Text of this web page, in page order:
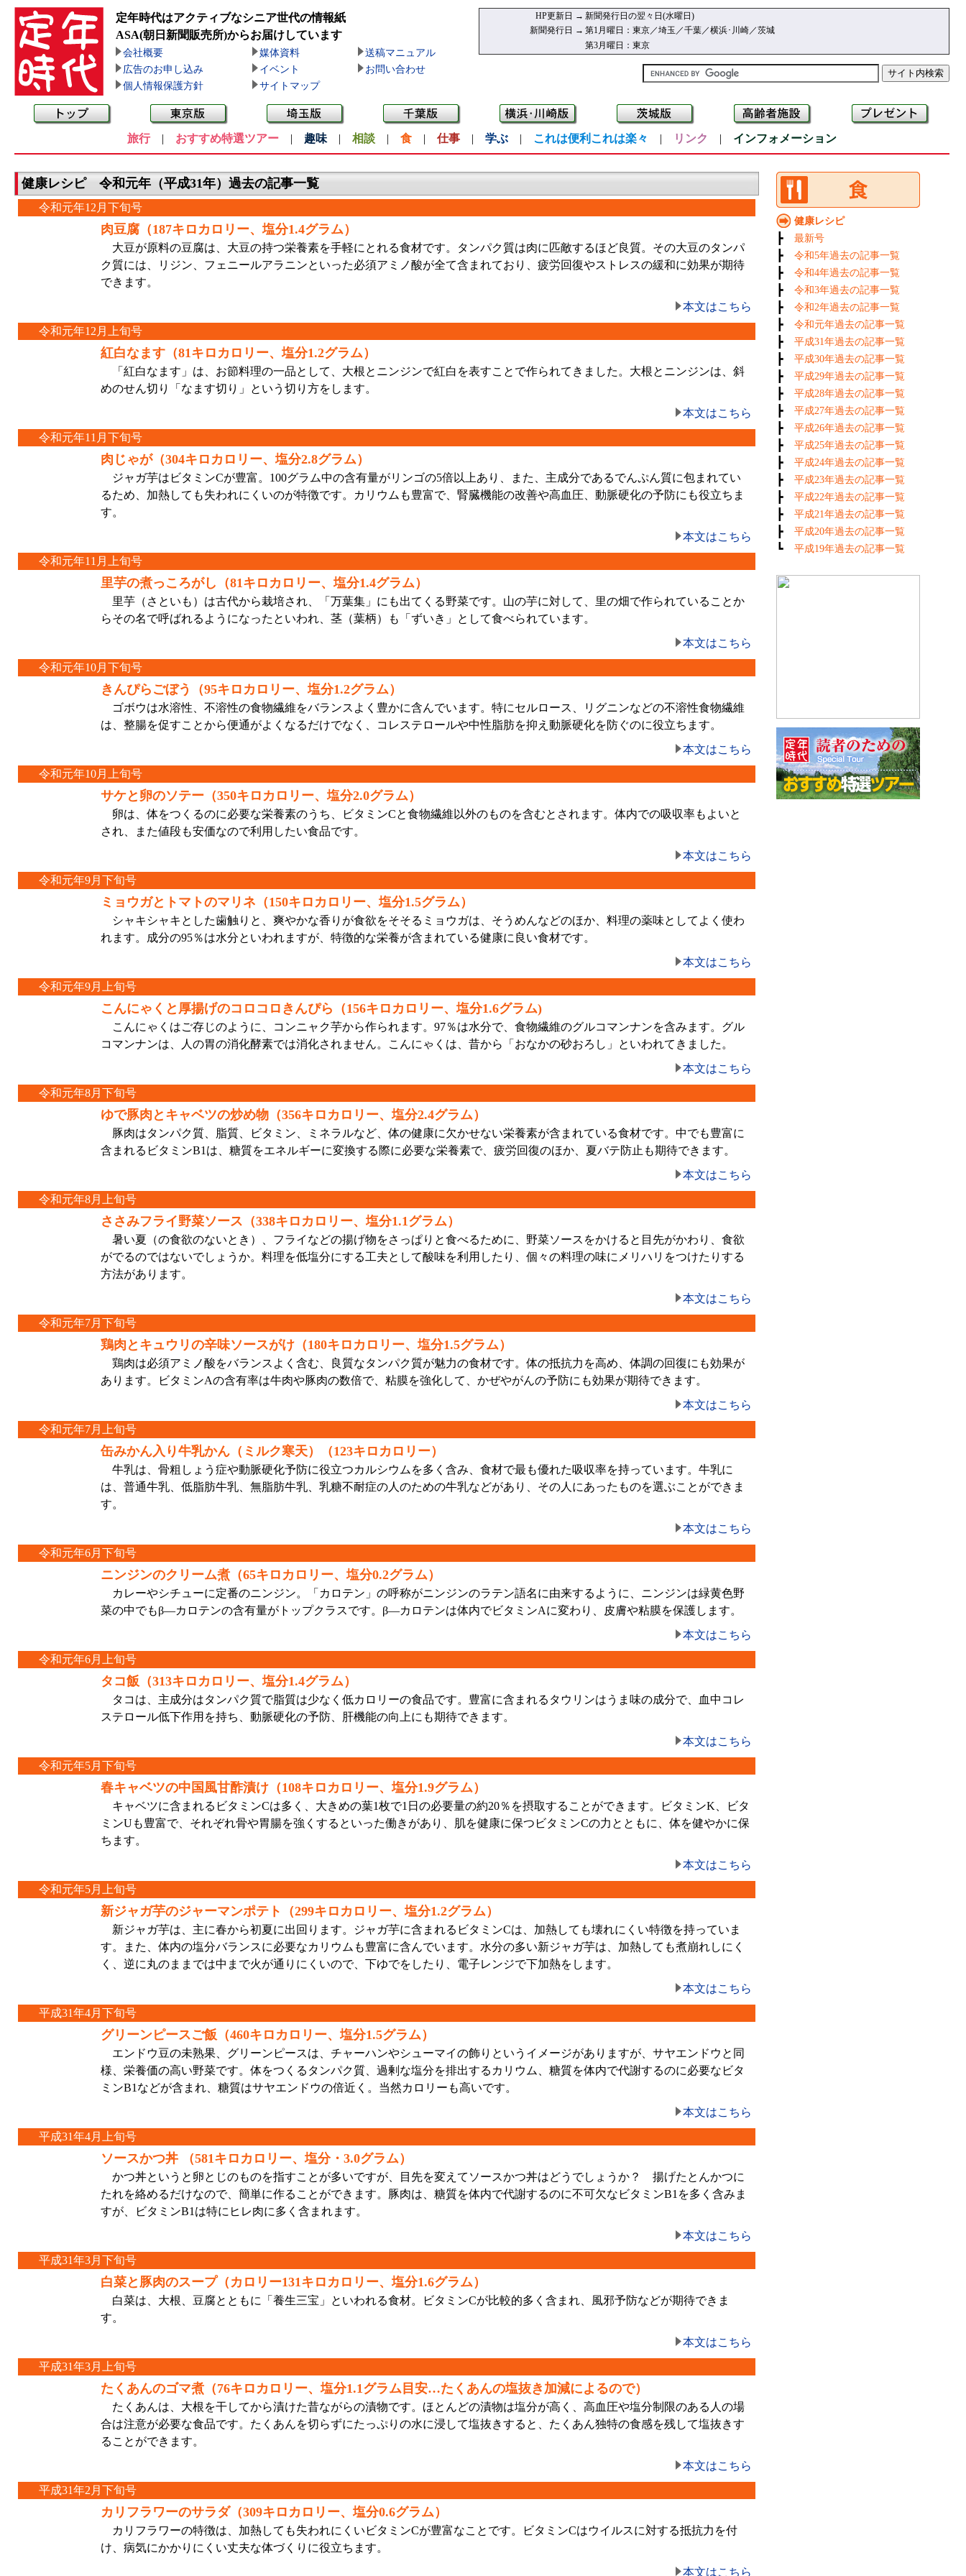
定年時代はアクティブなシニア世代の情報紙
ASA(朝日新聞販売所)からお届けしています
会社概要 媒体資料
送稿マニュアル
広告のお申し込み
イベント
お問い合わせ
個人情報保護方針
サイトマップ
HP更新日 → 新聞発行日の翌々日(水曜日)
新聞発行日 → 第1月曜日：東京／埼玉／千葉／横浜･川崎／茨城
第3月曜日：東京
旅行| おすすめ特選ツアー | 趣味 | 相談 | 食 | 仕事 | 学ぶ | これは便利これは楽々 | リンク | インフォメーション
健康レシピ 令和元年（平成31年）過去の記事一覧
令和元年12月下旬号
肉豆腐（187キロカロリー、塩分1.4グラム）
大豆が原料の豆腐は、大豆の持つ栄養素を手軽にとれる食材です。タンパク質は肉に匹敵するほど良質。その大豆のタンパ
ク質には、リジン、フェニールアラニンといった必須アミノ酸が全て含まれており、疲労回復やストレスの緩和に効果が期待
できます。
本文はこちら
令和元年12月上旬号
紅白なます（81キロカロリー、塩分1.2グラム）
「紅白なます」は、お節料理の一品として、大根とニンジンで紅白を表すことで作られてきました。大根とニンジンは、斜
めのせん切り「なます切り」という切り方をします。
本文はこちら
令和元年11月下旬号
肉じゃが（304キロカロリー、塩分2.8グラム）
ジャガ芋はビタミンCが豊富。100グラム中の含有量がリンゴの5倍以上あり、また、主成分であるでんぷん質に包まれてい
るため、加熱しても失われにくいのが特徴です。カリウムも豊富で、腎臓機能の改善や高血圧、動脈硬化の予防にも役立ちま
す。
本文はこちら
令和元年11月上旬号
里芋の煮っころがし（81キロカロリー、塩分1.4グラム）
里芋（さといも）は古代から栽培され、「万葉集」にも出てくる野菜です。山の芋に対して、里の畑で作られていることか
らその名で呼ばれるようになったといわれ、茎（葉柄）も「ずいき」として食べられています。
本文はこちら
令和元年10月下旬号
きんぴらごぼう（95キロカロリー、塩分1.2グラム）
ゴボウは水溶性、不溶性の食物繊維をバランスよく豊かに含んでいます。特にセルロース、リグニンなどの不溶性食物繊維
は、整腸を促すことから便通がよくなるだけでなく、コレステロールや中性脂肪を抑え動脈硬化を防ぐのに役立ちます。
本文はこちら
令和元年10月上旬号
サケと卵のソテー（350キロカロリー、塩分2.0グラム）
卵は、体をつくるのに必要な栄養素のうち、ビタミンCと食物繊維以外のものを含むとされます。体内での吸収率もよいと
され、また値段も安価なので利用したい食品です。
本文はこちら
令和元年9月下旬号
ミョウガとトマトのマリネ（150キロカロリー、塩分1.5グラム）
シャキシャキとした歯触りと、爽やかな香りが食欲をそそるミョウガは、そうめんなどのほか、料理の薬味としてよく使わ
れます。成分の95％は水分といわれますが、特徴的な栄養が含まれている健康に良い食材です。
本文はこちら
令和元年9月上旬号
こんにゃくと厚揚げのコロコロきんぴら（156キロカロリー、塩分1.6グラム)
こんにゃくはご存じのように、コンニャク芋から作られます。97％は水分で、食物繊維のグルコマンナンを含みます。グル
コマンナンは、人の胃の消化酵素では消化されません。こんにゃくは、昔から「おなかの砂おろし」といわれてきました。
本文はこちら
令和元年8月下旬号
ゆで豚肉とキャベツの炒め物（356キロカロリー、塩分2.4グラム）
豚肉はタンパク質、脂質、ビタミン、ミネラルなど、体の健康に欠かせない栄養素が含まれている食材です。中でも豊富に
含まれるビタミンB1は、糖質をエネルギーに変換する際に必要な栄養素で、疲労回復のほか、夏バテ防止も期待できます。
本文はこちら
令和元年8月上旬号
ささみフライ野菜ソース（338キロカロリー、塩分1.1グラム）
暑い夏（の食欲のないとき）、フライなどの揚げ物をさっぱりと食べるために、野菜ソースをかけると目先がかわり、食欲
がでるのではないでしょうか。料理を低塩分にする工夫として酸味を利用したり、個々の料理の味にメリハリをつけたりする
方法があります。
本文はこちら
令和元年7月下旬号
鶏肉とキュウリの辛味ソースがけ（180キロカロリー、塩分1.5グラム）
鶏肉は必須アミノ酸をバランスよく含む、良質なタンパク質が魅力の食材です。体の抵抗力を高め、体調の回復にも効果が
あります。ビタミンAの含有率は牛肉や豚肉の数倍で、粘膜を強化して、かぜやがんの予防にも効果が期待できます。
本文はこちら
令和元年7月上旬号
缶みかん入り牛乳かん（ミルク寒天）（123キロカロリー）
牛乳は、骨粗しょう症や動脈硬化予防に役立つカルシウムを多く含み、食材で最も優れた吸収率を持っています。牛乳に
は、普通牛乳、低脂肪牛乳、無脂肪牛乳、乳糖不耐症の人のための牛乳などがあり、その人にあったものを選ぶことができま
す。
本文はこちら
令和元年6月下旬号
ニンジンのクリーム煮（65キロカロリー、塩分0.2グラム）
カレーやシチューに定番のニンジン。「カロテン」の呼称がニンジンのラテン語名に由来するように、ニンジンは緑黄色野
菜の中でもβ—カロテンの含有量がトップクラスです。β—カロテンは体内でビタミンAに変わり、皮膚や粘膜を保護します。
本文はこちら
令和元年6月上旬号
タコ飯（313キロカロリー、塩分1.4グラム）
タコは、主成分はタンパク質で脂質は少なく低カロリーの食品です。豊富に含まれるタウリンはうま味の成分で、血中コレ
ステロール低下作用を持ち、動脈硬化の予防、肝機能の向上にも期待できます。
本文はこちら
令和元年5月下旬号
春キャベツの中国風甘酢漬け（108キロカロリー、塩分1.9グラム）
キャベツに含まれるビタミンCは多く、大きめの葉1枚で1日の必要量の約20％を摂取することができます。ビタミンK、ビタ
ミンUも豊富で、それぞれ骨や胃腸を強くするといった働きがあり、肌を健康に保つビタミンCの力とともに、体を健やかに保
ちます。
本文はこちら
令和元年5月上旬号
新ジャガ芋のジャーマンポテト（299キロカロリー、塩分1.2グラム）
新ジャガ芋は、主に春から初夏に出回ります。ジャガ芋に含まれるビタミンCは、加熱しても壊れにくい特徴を持っていま
す。また、体内の塩分バランスに必要なカリウムも豊富に含んでいます。水分の多い新ジャガ芋は、加熱しても煮崩れしにく
く、逆に丸のままでは中まで火が通りにくいので、下ゆでをしたり、電子レンジで下加熱をします。
本文はこちら
平成31年4月下旬号
グリーンピースご飯（460キロカロリー、塩分1.5グラム）
エンドウ豆の未熟果、グリーンピースは、チャーハンやシューマイの飾りというイメージがありますが、サヤエンドウと同
様、栄養価の高い野菜です。体をつくるタンパク質、過剰な塩分を排出するカリウム、糖質を体内で代謝するのに必要なビタ
ミンB1などが含まれ、糖質はサヤエンドウの倍近く。当然カロリーも高いです。
本文はこちら
平成31年4月上旬号
ソースかつ丼 （581キロカロリー、塩分・3.0グラム）
かつ丼というと卵とじのものを指すことが多いですが、目先を変えてソースかつ丼はどうでしょうか？ 揚げたとんかつに
たれを絡めるだけなので、簡単に作ることができます。豚肉は、糖質を体内で代謝するのに不可欠なビタミンB1を多く含みま
すが、ビタミンB1は特にヒレ肉に多く含まれます。
本文はこちら
平成31年3月下旬号
白菜と豚肉のスープ（カロリー131キロカロリー、塩分1.6グラム）
白菜は、大根、豆腐とともに「養生三宝」といわれる食材。ビタミンCが比較的多く含まれ、風邪予防などが期待できま
す。
本文はこちら
平成31年3月上旬号
たくあんのゴマ煮（76キロカロリー、塩分1.1グラム目安…たくあんの塩抜き加減によるので）
たくあんは、大根を干してから漬けた昔ながらの漬物です。ほとんどの漬物は塩分が高く、高血圧や塩分制限のある人の場
合は注意が必要な食品です。たくあんを切らずにたっぷりの水に浸して塩抜きすると、たくあん独特の食感を残して塩抜きす
ることができます。
本文はこちら
平成31年2月下旬号
カリフラワーのサラダ（309キロカロリー、塩分0.6グラム）
カリフラワーの特徴は、加熱しても失われにくいビタミンCが豊富なことです。ビタミンCはウイルスに対する抵抗力を付
け、病気にかかりにくい丈夫な体づくりに役立ちます。
本文はこちら
健康レシピ
┣ 最新号
┣ 令和5年過去の記事一覧
┣ 令和4年過去の記事一覧
┣ 令和3年過去の記事一覧
┣ 令和2年過去の記事一覧
┣ 令和元年過去の記事一覧
┣ 平成31年過去の記事一覧
┣ 平成30年過去の記事一覧
┣ 平成29年過去の記事一覧
┣ 平成28年過去の記事一覧
┣ 平成27年過去の記事一覧
┣ 平成26年過去の記事一覧
┣ 平成25年過去の記事一覧
┣ 平成24年過去の記事一覧
┣ 平成23年過去の記事一覧
┣ 平成22年過去の記事一覧
┣ 平成21年過去の記事一覧
┣ 平成20年過去の記事一覧
┗ 平成19年過去の記事一覧